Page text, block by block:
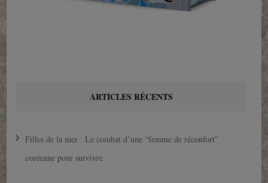
ARTICLES RÉCENTS
Filles de la mer : Le combat d’une “femme de réconfort”
coréenne pour survivre